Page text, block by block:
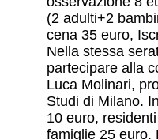
(2 adulti+2
cena 35 euro,
Nella stessa
partecipare alla
Luca Molinari,
Studi di Milano.
10 euro,
famiglie 25 euro.